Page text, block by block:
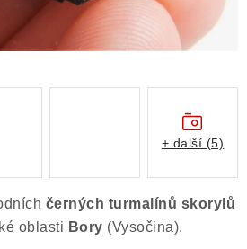
černých turmalínů skorylů
oblasti Bory (Vysočina).
+ další (5)